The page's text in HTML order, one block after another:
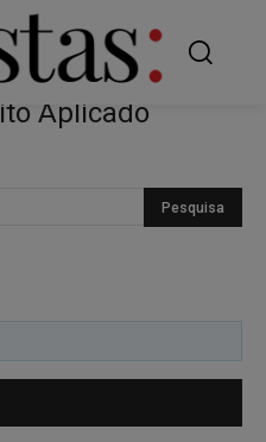
Aplicado